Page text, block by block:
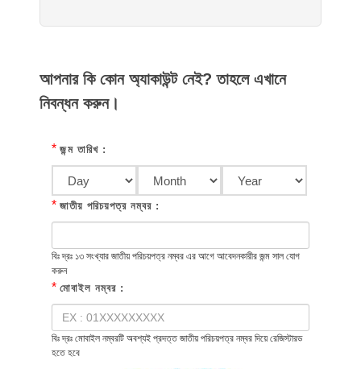
আপনার কি কোন অ্যাকাউন্ট নেই? তাহলে এখানে
নিবন্ধন করুন।
* জন্ম তারিখ :
* জাতীয় পরিচয়পত্র নম্বর :
বিঃ দ্রঃ ১৩ সংখ্যার জাতীয় পরিচয়পত্র নম্বর এর আগে আবেদনকারীর জন্ম সাল যোগ
করুন
* মোবাইল নম্বর :
বিঃ দ্রঃ মোবাইল নম্বরটি অবশ্যই প্রদত্ত জাতীয় পরিচয়পত্র নম্বর দিয়ে রেজিস্টারড
হতে হবে